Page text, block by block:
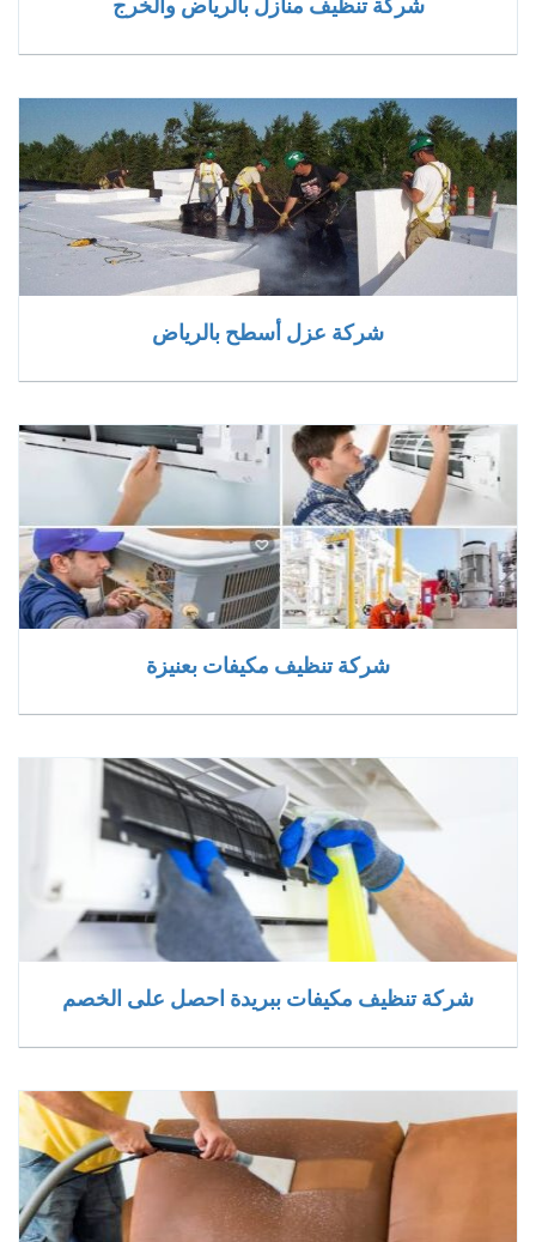
شركة تنظيف منازل بالرياض والخرج
شركة عزل أسطح بالرياض
شركة تنظيف مكيفات بعنيزة
شركة تنظيف مكيفات ببريدة احصل على الخصم